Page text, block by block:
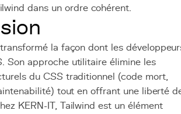
dans un ordre cohérent.
la façon dont les
Son approche utilitaire élimine les
du CSS traditionnel (code mort,
tout en offrant une liberté
KERN-IT, Tailwind est un élément